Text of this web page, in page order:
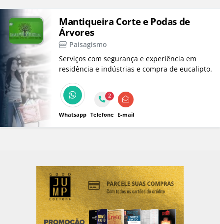
Mantiqueira Corte e Podas de
Árvores
Paisagismo
Serviços com segurança e experiência em
residência e indústrias e compra de eucalipto.
Whatsapp
2
Telefone E-mail